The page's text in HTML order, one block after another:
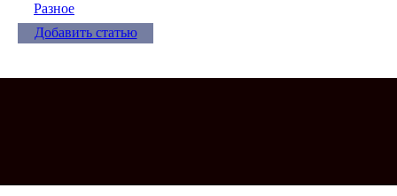
Разное
Добавить статью